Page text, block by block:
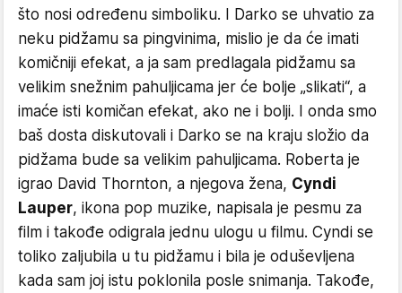
što nosi određenu simboliku. I Darko se uhvatio za
neku pidžamu sa pingvinima, mislio je da će imati
komičniji efekat, a ja sam predlagala pidžamu sa
velikim snežnim pahuljicama jer će bolje „slikati“, a
imaće isti komičan efekat, ako ne i bolji. I onda smo
baš dosta diskutovali i Darko se na kraju složio da
pidžama bude sa velikim pahuljicama. Roberta je
igrao David Thornton, a njegova žena, Cyndi
Lauper, ikona pop muzike, napisala je pesmu za
film i takođe odigrala jednu ulogu u filmu. Cyndi se
toliko zaljubila u tu pidžamu i bila je oduševljena
kada sam joj istu poklonila posle snimanja. Takođe,